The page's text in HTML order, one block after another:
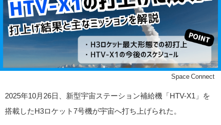
©Space Connect
2025年10月26日、新型宇宙ステーション補給機「HTV-X1」を
搭載したH3ロケット7号機が宇宙へ打ち上げられた。